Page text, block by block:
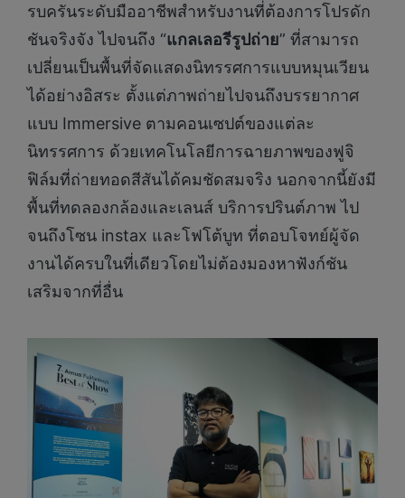
รบครันระดับมืออาชีพสำหรับงานที่ต้องการโปรดัก
ชันจริงจัง ไปจนถึง “แกลเลอรีรูปถ่าย” ที่สามารถ
เปลี่ยนเป็นพื้นที่จัดแสดงนิทรรศการแบบหมุนเวียน
ได้อย่างอิสระ ตั้งแต่ภาพถ่ายไปจนถึงบรรยากาศ
แบบ Immersive ตามคอนเซปต์ของแต่ละ
นิทรรศการ ด้วยเทคโนโลยีการฉายภาพของฟูจิ
ฟิล์มที่ถ่ายทอดสีสันได้คมชัดสมจริง นอกจากนี้ยังมี
พื้นที่ทดลองกล้องและเลนส์ บริการปรินต์ภาพ ไป
จนถึงโซน instax และโฟโต้บูท ที่ตอบโจทย์ผู้จัด
งานได้ครบในที่เดียวโดยไม่ต้องมองหาฟังก์ชัน
เสริมจากที่อื่น